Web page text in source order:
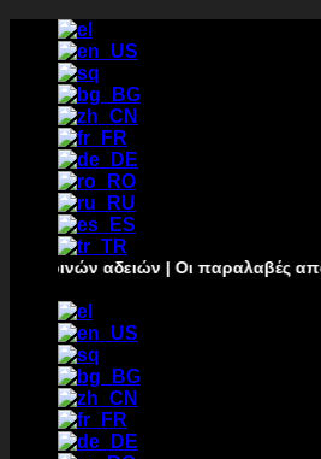
Μετάβαση
περιεχόμενο
αδειών | Οι παραλαβές από